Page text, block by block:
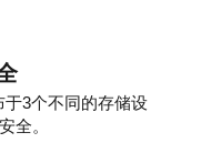
3个不同的存储设
全。